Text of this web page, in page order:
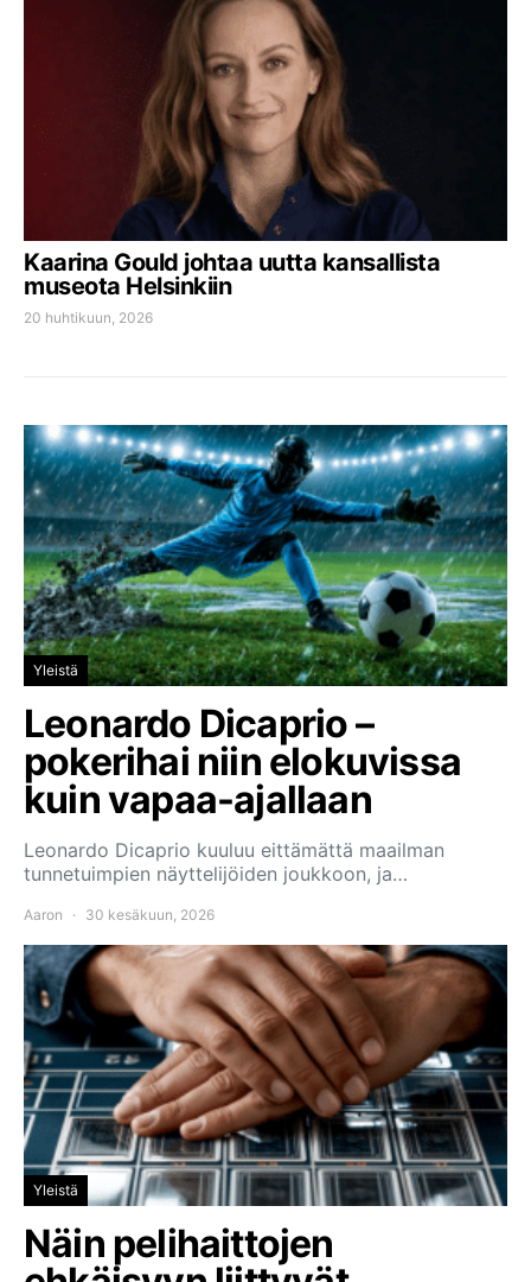
Kaarina Gould johtaa uutta kansallista
museota Helsinkiin
20 huhtikuun, 2026
Yleistä
Leonardo Dicaprio –
pokerihai niin elokuvissa
kuin vapaa-ajallaan
Leonardo Dicaprio kuuluu eittämättä maailman
tunnetuimpien näyttelijöiden joukkoon, ja…
Aaron 30 kesäkuun, 2026
Yleistä
Näin pelihaittojen